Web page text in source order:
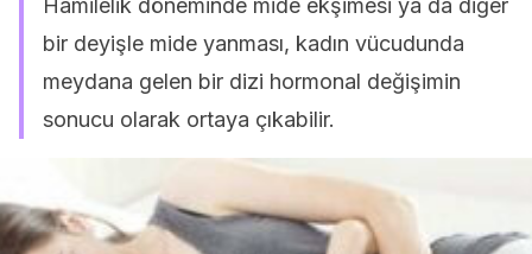
Hamilelik döneminde mide ekşimesi ya da diğer
bir deyişle mide yanması, kadın vücudunda
meydana gelen bir dizi hormonal değişimin
sonucu olarak ortaya çıkabilir.